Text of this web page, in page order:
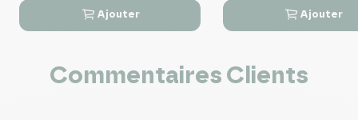
 
Ajouter
 
Ajouter
Commentaires Clients